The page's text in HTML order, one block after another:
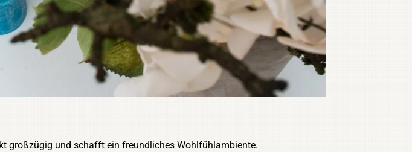
großzügig und schafft ein freundliches Wohlfühlambiente.